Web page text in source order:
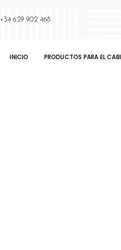
+34 629 902 468
INICIO PRODUCTOS PARA EL